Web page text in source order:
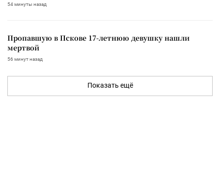
54 минуты назад
Пропавшую в Пскове 17-летнюю девушку нашли
мертвой
56 минут назад
Показать ещё